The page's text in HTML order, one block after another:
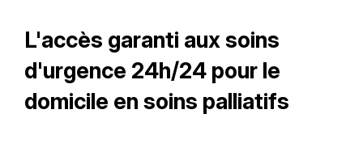
L'accès garanti aux soins
d'urgence 24h/24 pour le
domicile en soins palliatifs